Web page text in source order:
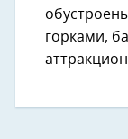
горками,